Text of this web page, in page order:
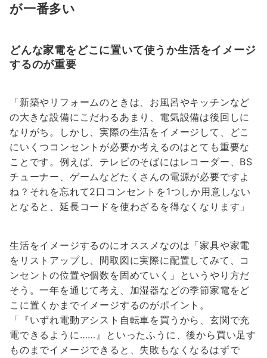
が一番多い
どんな家電をどこに置いて使うか生活をイメージ
するのが重要
「新築やリフォームのときは、お風呂やキッチンなど
の大きな設備にこだわるあまり、電気設備は後回しに
なりがち。しかし、実際の生活をイメージして、どこ
にいくつコンセントが必要か考えるのはとても重要な
ことです。例えば、テレビのそばにはレコーダー、BS
チューナー、ゲームなどたくさんの電源が必要ですよ
ね？それを忘れて2口コンセントを1つしか用意しない
となると、延長コードを使わざるを得なくなります」
生活をイメージするのにオススメなのは「家具や家電
をリストアップし、間取図に実際に配置してみて、コ
ンセントの位置や個数を固めていく」というやり方だ
そう。一年を通じて考え、加湿器などの季節家電をど
こに置くかまでイメージするのがポイント。
「『いずれ電動アシスト自転車を買うから、玄関で充
電できるように……』といったふうに、後から買い足す
ものまでイメージできると、失敗もなくなるはずで